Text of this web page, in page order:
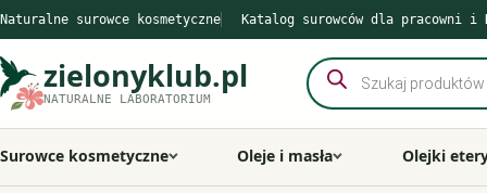
Przejdź
do
treści
Naturalne surowce kosmetyczne Katalog surowców dla pracowni i
zielonyklub.pl
NATURALNE LABORATORIUM
Wyszukiwarka
produktów
Surowce kosmetyczne Oleje i masła Olejki